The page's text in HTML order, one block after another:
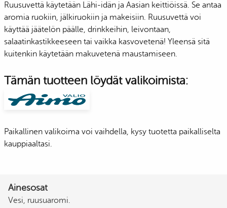
Ruusuvettä käytetään Lähi-idän ja Aasian keittiöissä. Se antaa
aromia ruokiin, jälkiruokiin ja makeisiin. Ruusuvettä voi
käyttää jäätelön päälle, drinkkeihin, leivontaan,
salaatinkastikkeeseen tai vaikka kasvovetenä! Yleensä sitä
kuitenkin käytetään makuvetenä maustamiseen.
Tämän tuotteen löydät valikoimista:
Paikallinen valikoima voi vaihdella, kysy tuotetta paikalliselta
kauppiaaltasi.
Ainesosat
Vesi, ruusuaromi.